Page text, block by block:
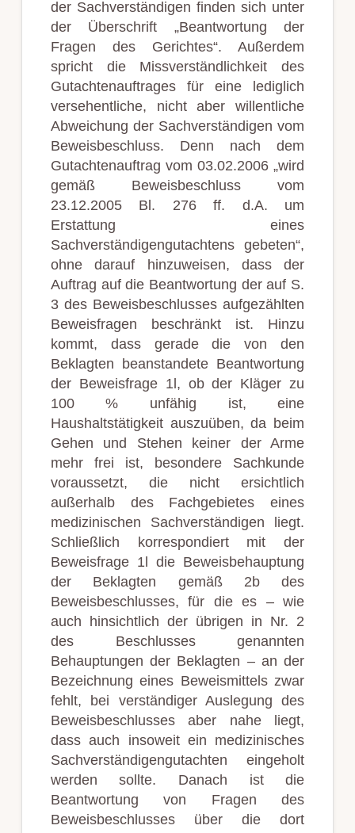
der Sachverständigen finden sich unter
der Überschrift „Beantwortung der
Fragen des Gerichtes“. Außerdem
spricht die Missverständlichkeit des
Gutachtenauftrages für eine lediglich
versehentliche, nicht aber willentliche
Abweichung der Sachverständigen vom
Beweisbeschluss. Denn nach dem
Gutachtenauftrag vom 03.02.2006 „wird
gemäß Beweisbeschluss vom
23.12.2005 Bl. 276 ff. d.A. um
Erstattung eines
Sachverständigengutachtens gebeten“,
ohne darauf hinzuweisen, dass der
Auftrag auf die Beantwortung der auf S.
3 des Beweisbeschlusses aufgezählten
Beweisfragen beschränkt ist. Hinzu
kommt, dass gerade die von den
Beklagten beanstandete Beantwortung
der Beweisfrage 1l, ob der Kläger zu
100 % unfähig ist, eine
Haushaltstätigkeit auszuüben, da beim
Gehen und Stehen keiner der Arme
mehr frei ist, besondere Sachkunde
voraussetzt, die nicht ersichtlich
außerhalb des Fachgebietes eines
medizinischen Sachverständigen liegt.
Schließlich korrespondiert mit der
Beweisfrage 1l die Beweisbehauptung
der Beklagten gemäß 2b des
Beweisbeschlusses, für die es – wie
auch hinsichtlich der übrigen in Nr. 2
des Beschlusses genannten
Behauptungen der Beklagten – an der
Bezeichnung eines Beweismittels zwar
fehlt, bei verständiger Auslegung des
Beweisbeschlusses aber nahe liegt,
dass auch insoweit ein medizinisches
Sachverständigengutachten eingeholt
werden sollte. Danach ist die
Beantwortung von Fragen des
Beweisbeschlusses über die dort